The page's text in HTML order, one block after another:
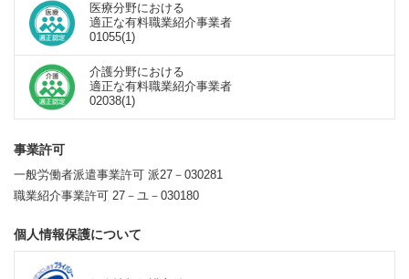
医療分野における
適正な有料職業紹介事業者
01055(1)
介護分野における
適正な有料職業紹介事業者
02038(1)
事業許可
一般労働者派遣事業許可 派27－030281
職業紹介事業許可 27－ユ－030180
個人情報保護について